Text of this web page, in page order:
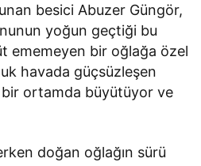
besici Abuzer Güngör,
yoğun geçtiği bu
ememeyen bir oğlağa özel
havada güçsüzleşen
bir ortamda büyütüyor ve
doğan oğlağın sürü